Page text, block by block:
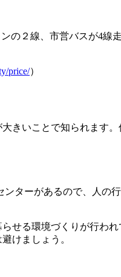
の２線、市営バスが4線
price/）
きいことで知られます
ターがあるので、人の
せる環境づくりが行わ
けましょう。